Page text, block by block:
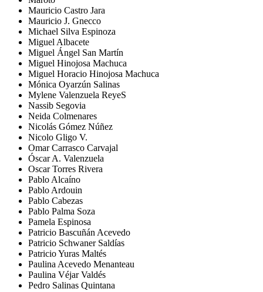
Mauricio Castro Jara
Mauricio J. Gnecco
Michael Silva Espinoza
Miguel Albacete
Miguel Ángel San Martín
Miguel Hinojosa Machuca
Miguel Horacio Hinojosa Machuca
Mónica Oyarzún Salinas
Mylene Valenzuela ReyeS
Nassib Segovia
Neida Colmenares
Nicolás Gómez Núñez
Nicolo Gligo V.
Omar Carrasco Carvajal
Óscar A. Valenzuela
Oscar Torres Rivera
Pablo Alcaíno
Pablo Ardouin
Pablo Cabezas
Pablo Palma Soza
Pamela Espinosa
Patricio Bascuñán Acevedo
Patricio Schwaner Saldías
Patricio Yuras Maltés
Paulina Acevedo Menanteau
Paulina Véjar Valdés
Pedro Salinas Quintana